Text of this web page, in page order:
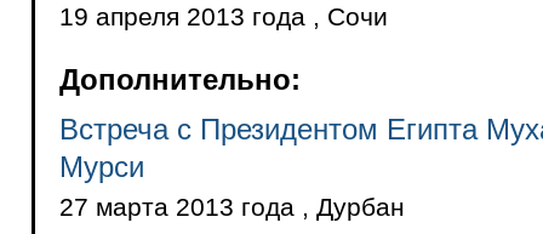
19 апреля 2013 года , Сочи
Дополнительно:
Встреча с Президентом Египта
Мурси
27 марта 2013 года , Дурбан